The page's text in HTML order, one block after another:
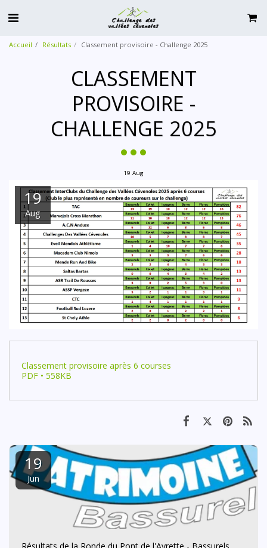
Accueil Résultats Classement provisoire - Challenge 2025
CLASSEMENT
PROVISOIRE -
CHALLENGE 2025
19 Aug
19
Aug
Classement provisoire après 6 courses
PDF • 558KB
19
Jun